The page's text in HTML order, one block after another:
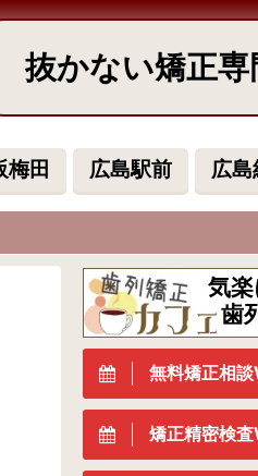
抜かない矯正専
梅田 広島駅前 広
気
歯
無料矯正相
矯正精密検